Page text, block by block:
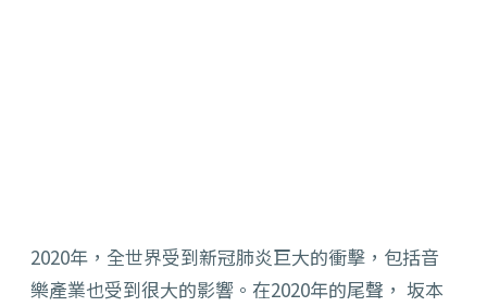
2020年，全世界受到新冠肺炎巨大的衝擊，包括音
樂產業也受到很大的影響。在2020年的尾聲， 坂本